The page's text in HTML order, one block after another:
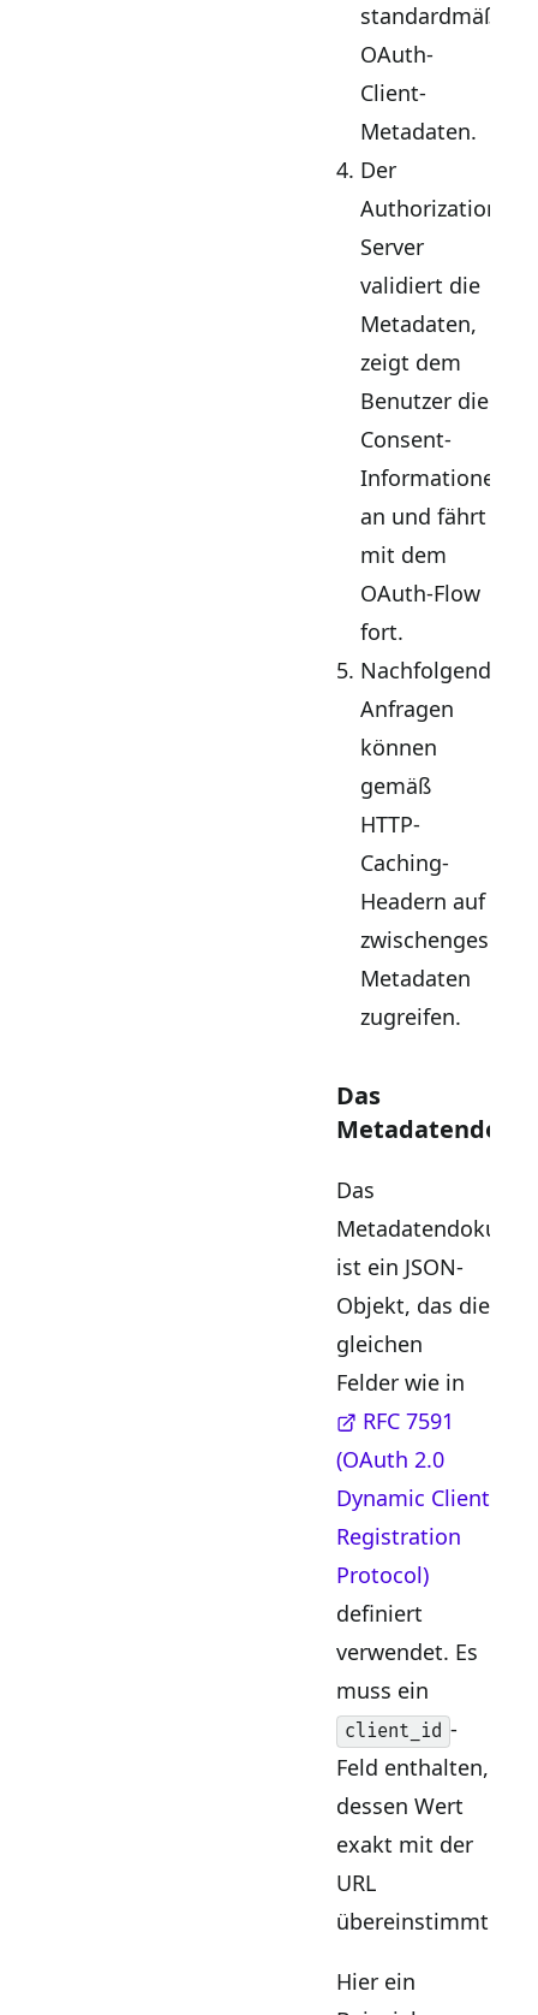
OAuth-
Client-
Metadaten.
Der
Authorization
Server
validiert die
Metadaten,
zeigt dem
Benutzer die
Consent-
Informationen
an und fährt
mit dem
OAuth-Flow
fort.
Nachfolgende
Anfragen
können
gemäß
HTTP-
Caching-
Headern auf
Metadaten
zugreifen.
Das
Das
ist ein JSON-
Objekt, das die
gleichen
Felder wie in
RFC 7591
(OAuth 2.0
Dynamic Client
Registration
Protocol)
definiert
verwendet. Es
muss ein
client_id -
Feld enthalten,
dessen Wert
exakt mit der
URL
übereinstimmt.
Hier ein